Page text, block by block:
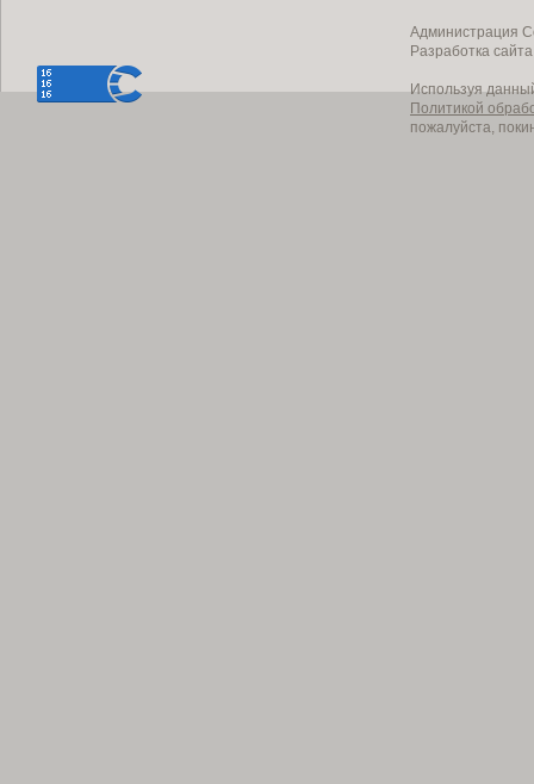
Администрация
Разработка
Используя
Политикой
пожалуйста,